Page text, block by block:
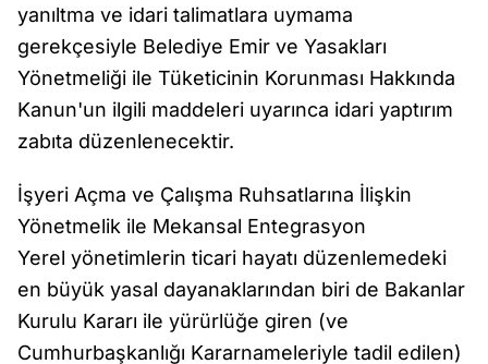
yanıltma ve idari talimatlara uymama
gerekçesiyle Belediye Emir ve Yasakları
Yönetmeliği ile Tüketicinin Korunması Hakkında
Kanun'un ilgili maddeleri uyarınca idari yaptırım
zabıta düzenlenecektir.
İşyeri Açma ve Çalışma Ruhsatlarına İlişkin
Yönetmelik ile Mekansal Entegrasyon
Yerel yönetimlerin ticari hayatı düzenlemedeki
en büyük yasal dayanaklarından biri de Bakanlar
Kurulu Kararı ile yürürlüğe giren (ve
Cumhurbaşkanlığı Kararnameleriyle tadil edilen)